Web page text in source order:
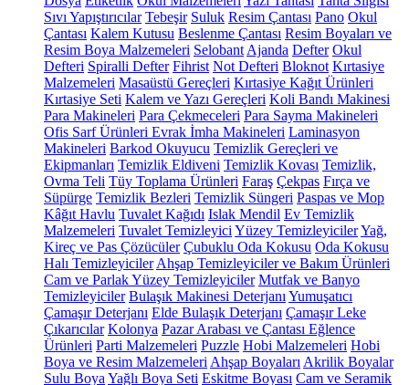
Sıvı Yapıştırıcılar Tebeşir Suluk Resim Çantası Pano Okul
Çantası Kalem Kutusu Beslenme Çantası Resim Boyaları ve
Resim Boya Malzemeleri Selobant Ajanda Defter Okul
Defteri Spiralli Defter Fihrist Not Defteri Bloknot Kırtasiye
Malzemeleri Masaüstü Gereçleri Kırtasiye Kağıt Ürünleri
Kırtasiye Seti Kalem ve Yazı Gereçleri Koli Bandı Makinesi
Para Makineleri Para Çekmeceleri Para Sayma Makineleri
Ofis Sarf Ürünleri Evrak İmha Makineleri Laminasyon
Makineleri Barkod Okuyucu Temizlik Gereçleri ve
Ekipmanları Temizlik Eldiveni Temizlik Kovası Temizlik,
Ovma Teli Tüy Toplama Ürünleri Faraş Çekpas Fırça ve
Süpürge Temizlik Bezleri Temizlik Süngeri Paspas ve Mop
Kâğıt Havlu Tuvalet Kağıdı Islak Mendil Ev Temizlik
Malzemeleri Tuvalet Temizleyici Yüzey TemizleyicilerYağ,
Kireç ve Pas Çözücüler Çubuklu Oda Kokusu Oda Kokusu
Halı Temizleyiciler Ahşap Temizleyiciler ve Bakım Ürünleri
Cam ve Parlak Yüzey Temizleyiciler Mutfak ve Banyo
Temizleyiciler Bulaşık Makinesi Deterjanı Yumuşatıcı
Çamaşır Deterjanı Elde Bulaşık Deterjanı Çamaşır Leke
Çıkarıcılar Kolonya Pazar Arabası ve Çantası Eğlence
Ürünleri Parti Malzemeleri Puzzle Hobi Malzemeleri Hobi
Boya ve Resim Malzemeleri Ahşap Boyaları Akrilik Boyalar
Sulu Boya Yağlı Boya Seti Eskitme Boyası Cam ve Seramik